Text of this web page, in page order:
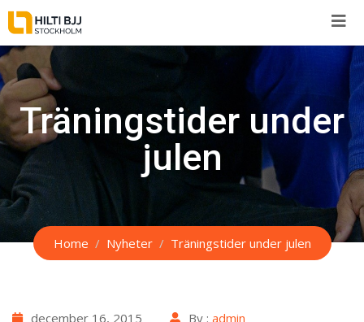
Skip
to
content
Träningstider under
julen
Home Nyheter Träningstider under julen
december 16, 2015 By : admin